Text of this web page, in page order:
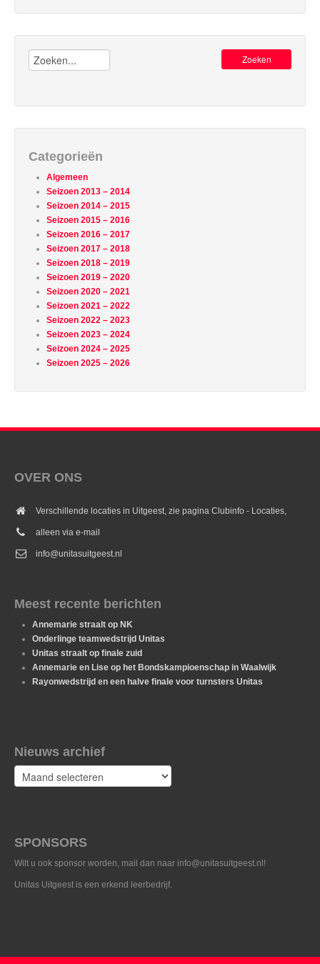
Zoeken:
Categorieën
Algemeen
Seizoen 2013 – 2014
Seizoen 2014 – 2015
Seizoen 2015 – 2016
Seizoen 2016 – 2017
Seizoen 2017 – 2018
Seizoen 2018 – 2019
Seizoen 2019 – 2020
Seizoen 2020 – 2021
Seizoen 2021 – 2022
Seizoen 2022 – 2023
Seizoen 2023 – 2024
Seizoen 2024 – 2025
Seizoen 2025 – 2026
OVER ONS
Verschillende locaties in Uitgeest, zie pagina Clubinfo - Locaties,
alleen via e-mail
info@unitasuitgeest.nl
Meest recente berichten
Annemarie straalt op NK
Onderlinge teamwedstrijd Unitas
Unitas straalt op finale zuid
Annemarie en Lise op het Bondskampioenschap in Waalwijk
Rayonwedstrijd en een halve finale voor turnsters Unitas
Nieuws archief
Nieuws
archief
SPONSORS
Wilt u ook sponsor worden, mail dan naar info@unitasuitgeest.nl!
Unitas Uitgeest is een erkend leerbedrijf.